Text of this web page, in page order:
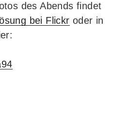
des Abends findet
bei Flickr oder in